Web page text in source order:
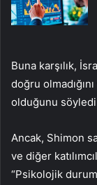
Buna karşılık,
doğru
olduğunu
Ancak, Shimon
ve diğer
“Psikolojik